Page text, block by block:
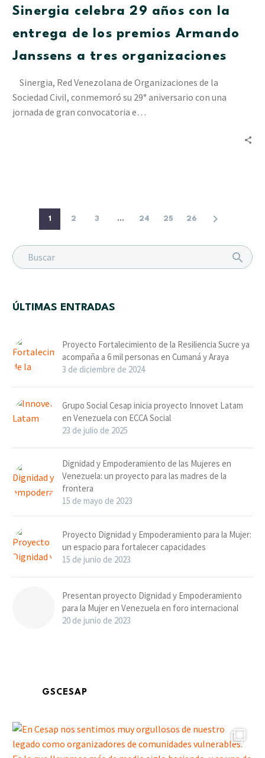
la
entrega
los
Armando
Janssens
a
Sinergia celebra 29 años con la
entrega de los premios Armando
Janssens a tres organizaciones
Sinergia, Red Venezolana de Organizaciones de la
Sociedad Civil, conmemoró su 29° aniversario con una
jornada de gran convocatoria e…
1 2 3 ... 24 25 26
ÚLTIMAS ENTRADAS
Proyecto Fortalecimiento de la Resiliencia Sucre ya
acompaña a 6 mil personas en Cumaná y Araya
3 de diciembre de 2024
Grupo Social Cesap inicia proyecto Innovet Latam
en Venezuela con ECCA Social
23 de julio de 2025
Dignidad y Empoderamiento de las Mujeres en
Venezuela: un proyecto para las madres de la
frontera
15 de mayo de 2023
Proyecto Dignidad y Empoderamiento para la Mujer:
un espacio para fortalecer capacidades
15 de junio de 2023
Presentan proyecto Dignidad y Empoderamiento
para la Mujer en Venezuela en foro internacional
20 de junio de 2023
GSCESAP